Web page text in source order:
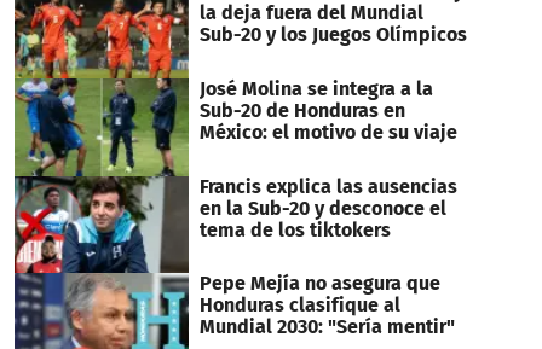
seconds
la deja fuera del Mundial
Sub-20 y los Juegos Olímpicos
José Molina se integra a la
Sub-20 de Honduras en
México: el motivo de su viaje
Francis explica las ausencias
en la Sub-20 y desconoce el
tema de los tiktokers
Pepe Mejía no asegura que
Honduras clasifique al
Mundial 2030: "Sería mentir"